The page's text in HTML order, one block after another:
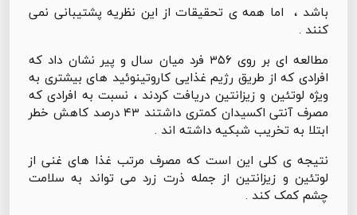
باشد ، اما همه ی تحقیقات از این نظریه پشتیبانی نمی
کنند .
مطالعه ای بر روی ۳۵۶ فرد میان سال و پیر نشان داد که
افرادی که از طریق رژیم غذایی کاروتینوئید های بیشتری به
ویژه لوتئین و زیزانتین دریافت کردند ، نسبت به افرادی که
مصرف آنتی اکسیدان کمتری داشتند ۴۳ درصد کاهش خطر
ابتلا به تخریب شبکیه داشته اند .
نتیجه ی کلی این است که مصرف مرتب غذا های غنی از
لوتئین و زیزانتین از جمله ذرت زرد می تواند به سلامت
چشم کمک کند .